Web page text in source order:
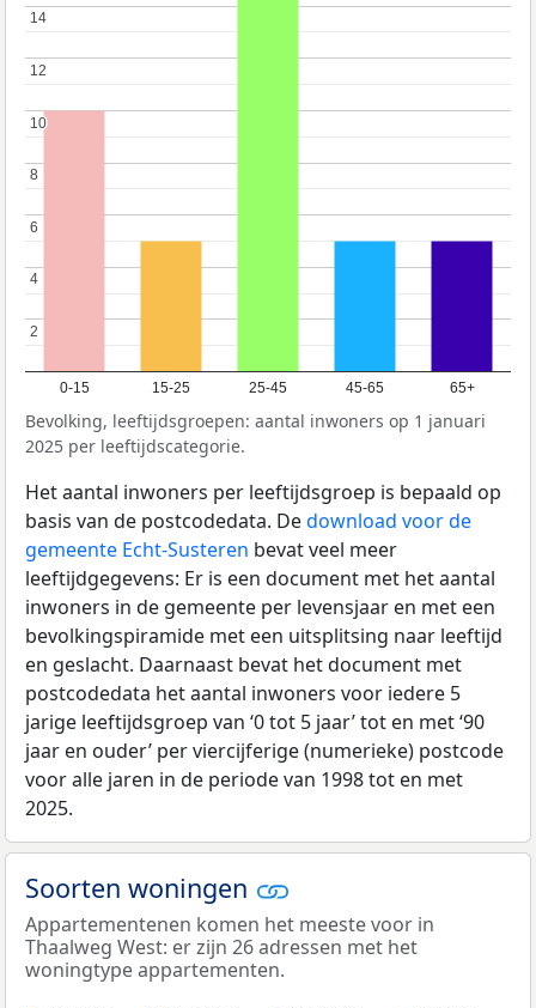
0-15 15-25 25-45 45-65 65+
2
2
4
4
6
6
8
8
10
10
12
12
14
14
Bevolking, leeftijdsgroepen: aantal inwoners op 1 januari
2025 per leeftijdscategorie.
Het aantal inwoners per leeftijdsgroep is bepaald op
basis van de postcodedata. Dedownload voor de
gemeente Echt-Susteren bevat veel meer
leeftijdgegevens: Er is een document met het aantal
inwoners in de gemeente per levensjaar en met een
bevolkingspiramide met een uitsplitsing naar leeftijd
en geslacht. Daarnaast bevat het document met
postcodedata het aantal inwoners voor iedere 5
jarige leeftijdsgroep van ‘0 tot 5 jaar’ tot en met ‘90
jaar en ouder’ per viercijferige (numerieke) postcode
voor alle jaren in de periode van 1998 tot en met
2025.
Soorten woningen
Appartementenen komen het meeste voor in
Thaalweg West: er zijn 26 adressen met het
woningtype appartementen.